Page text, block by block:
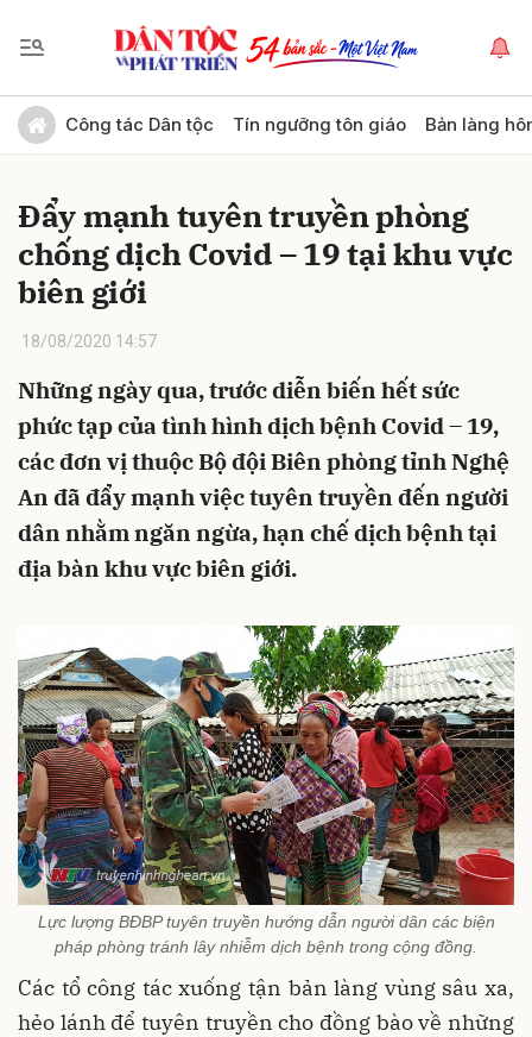
Công tác Dân tộc Tín ngưỡng tôn giáo Bản làng
Đẩy mạnh tuyên truyền phòng
chống dịch Covid – 19 tại khu vực
biên giới
18/08/2020 14:57
Những ngày qua, trước diễn biến hết sức
phức tạp của tình hình dịch bệnh Covid – 19,
các đơn vị thuộc Bộ đội Biên phòng tỉnh Nghệ
An đã đẩy mạnh việc tuyên truyền đến người
dân nhằm ngăn ngừa, hạn chế dịch bệnh tại
địa bàn khu vực biên giới.
Lực lượng BĐBP tuyên truyền hướng dẫn người dân các biện
pháp phòng tránh lây nhiễm dịch bệnh trong cộng đồng.
Các tổ công tác xuống tận bản làng vùng sâu xa,
hẻo lánh để tuyên truyền cho đồng bào về những
Gửi bình luận